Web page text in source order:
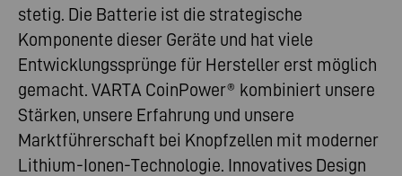
stetig. Die Batterie ist die strategische
Komponente dieser Geräte und hat viele
Entwicklungssprünge für Hersteller erst möglich
gemacht. VARTA CoinPower® kombiniert unsere
Stärken, unsere Erfahrung und unsere
Marktführerschaft bei Knopfzellen mit moderner
Lithium-Ionen-Technologie. Innovatives Design